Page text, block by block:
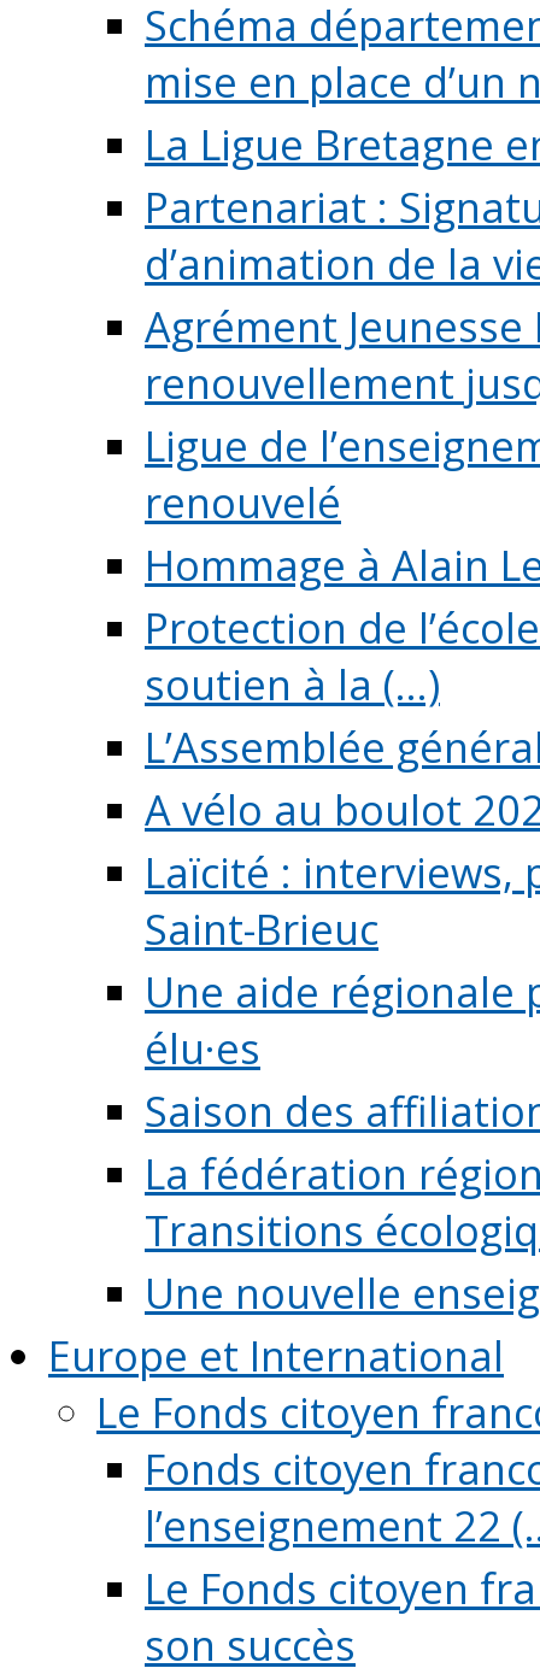
Schéma
mise en place d’un
La Ligue Bretagne
Partenariat :
d’animation de la
Agrément
renouvellement
Ligue de
renouvelé
Hommage à Alain
Protection de
soutien à la (...)
L’Assemblée
A vélo au boulot
Laïcité :
Saint-Brieuc
Une aide régionale
élu·es
Saison des
La fédération
Transitions
Une nouvelle
Europe et International
Le Fonds citoyen
Fonds citoyen
l’enseignement 22
Le Fonds citoyen
son succès